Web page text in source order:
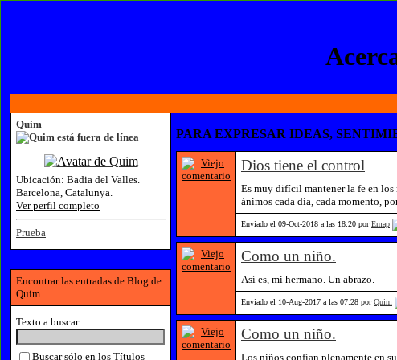
PARA EXPRESAR IDEAS,
Dios tiene el control
Es muy difícil mantener la fe en los
ánimos cada día, cada momento,
Enviado el 09-Oct-2018 a las 18:20 porEmap
Como un niño.
Así es, mi hermano. Un abrazo.
Enviado el 10-Aug-2017 a las 07:28 porQuim
Como un niño.
Los niños confían plenamente en
Quim
Ubicación: Badia del Valles.
Barcelona, Catalunya.
Ver perfil completo
Prueba
Encontrar las entradas de Blog de
Quim
Texto a buscar:
Buscar sólo en los Títulos